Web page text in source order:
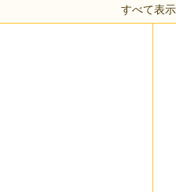
すべて表示